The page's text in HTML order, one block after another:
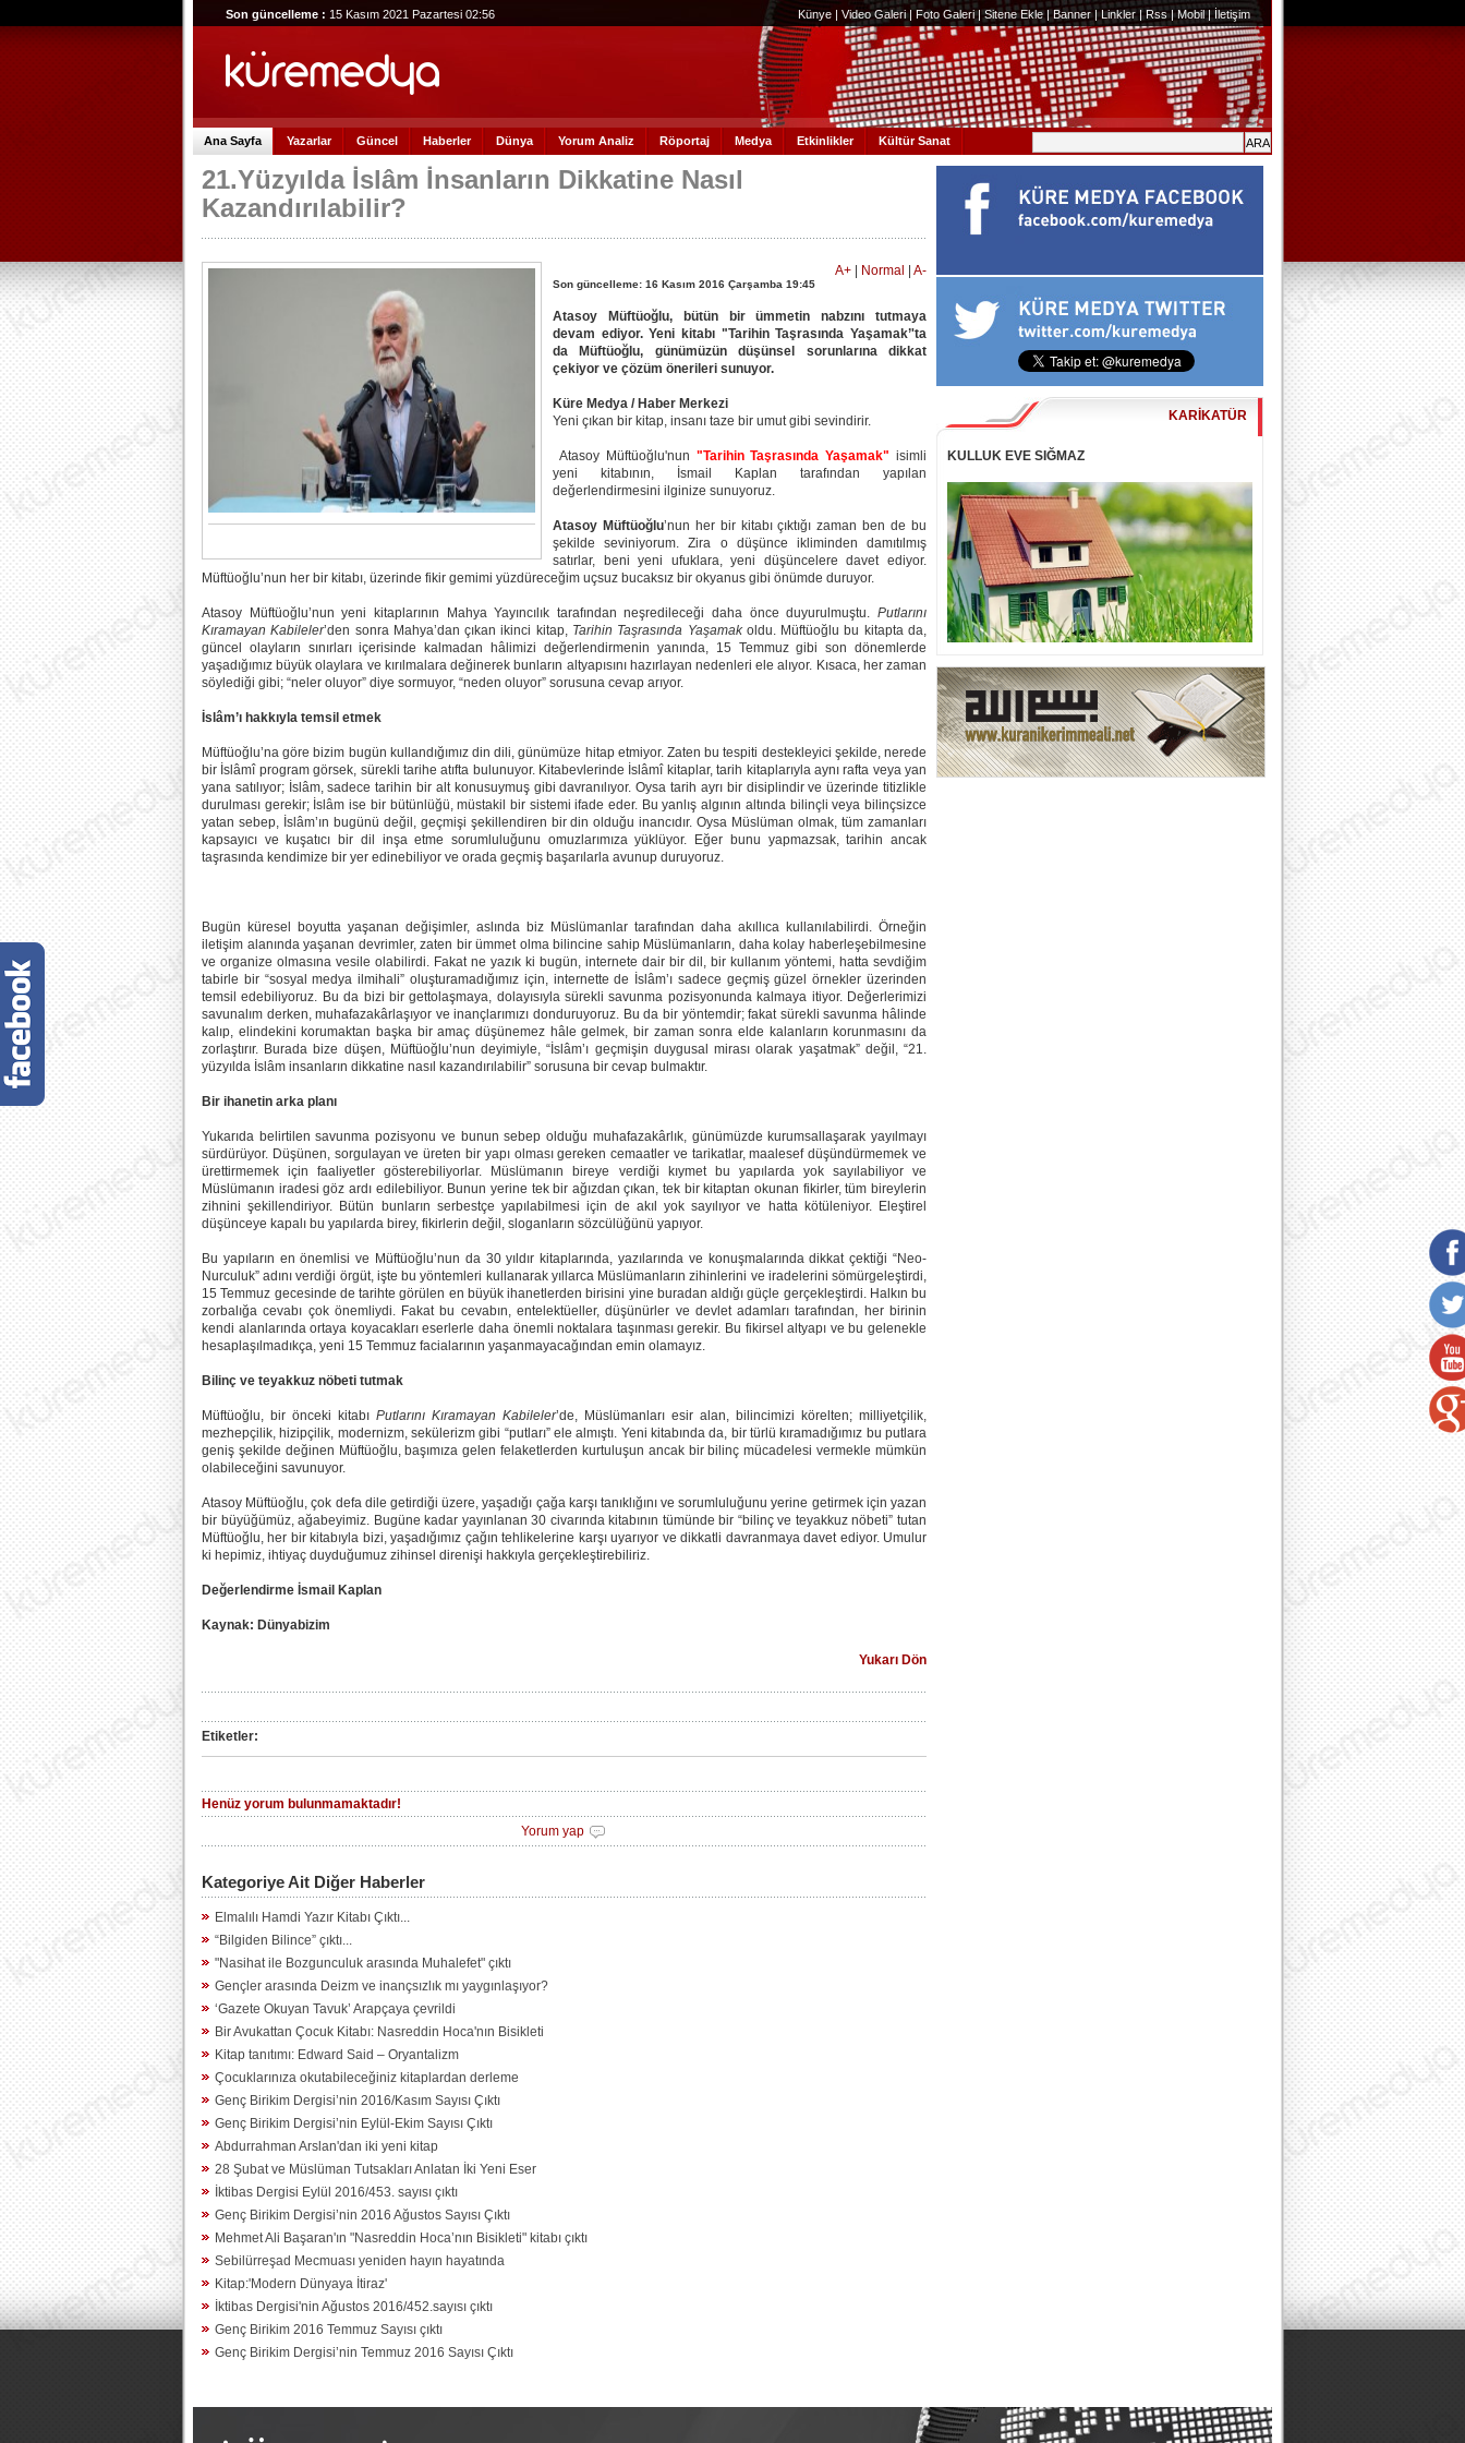
Son güncelleme : 15 Kasım 2021 Pazartesi 02:56 Künye | Video Galeri|Foto Galeri|Sitene Ekle|Banner|Linkler|Rss|Mobil|İletişim
Ana Sayfa Yazarlar Güncel Haberler Dünya Yorum Analiz Röportaj Medya Etkinlikler Kültür Sanat
21.Yüzyılda İslâm İnsanların Dikkatine Nasıl
Kazandırılabilir?
A+ Normal A-
Son güncelleme: 16 Kasım 2016 Çarşamba 19:45
Atasoy Müftüoğlu, bütün bir ümmetin nabzını tutmaya
devam ediyor. Yeni kitabı "Tarihin Taşrasında Yaşamak’'ta
da Müftüoğlu, günümüzün düşünsel sorunlarına dikkat
çekiyor ve çözüm önerileri sunuyor.
Küre Medya / Haber Merkezi
Yeni çıkan bir kitap, insanı taze bir umut gibi sevindirir.
Atasoy Müftüoğlu'nun "Tarihin Taşrasında Yaşamak" isimli
yeni kitabının, İsmail Kaplan tarafından yapılan
değerlendirmesini ilginize sunuyoruz.
Atasoy Müftüoğlu’nun her bir kitabı çıktığı zaman ben de bu
şekilde seviniyorum. Zira o düşünce ikliminden damıtılmış
satırlar, beni yeni ufuklara, yeni düşüncelere davet ediyor.
Müftüoğlu’nun her bir kitabı, üzerinde fikir gemimi yüzdüreceğim uçsuz bucaksız bir okyanus gibi önümde duruyor.
Atasoy Müftüoğlu’nun yeni kitaplarının Mahya Yayıncılık tarafından neşredileceği daha önce duyurulmuştu. Putlarını
Kıramayan Kabileler’den sonra Mahya’dan çıkan ikinci kitap, Tarihin Taşrasında Yaşamakoldu. Müftüoğlu bu kitapta da,
güncel olayların sınırları içerisinde kalmadan hâlimizi değerlendirmenin yanında, 15 Temmuz gibi son dönemlerde
yaşadığımız büyük olaylara ve kırılmalara değinerek bunların altyapısını hazırlayan nedenleri ele alıyor. Kısaca, her zaman
söylediği gibi; “neler oluyor” diye sormuyor, “neden oluyor” sorusuna cevap arıyor.
İslâm’ı hakkıyla temsil etmek
Müftüoğlu’na göre bizim bugün kullandığımız din dili, günümüze hitap etmiyor. Zaten bu tespiti destekleyici şekilde, nerede
bir İslâmî program görsek, sürekli tarihe atıfta bulunuyor. Kitabevlerinde İslâmî kitaplar, tarih kitaplarıyla aynı rafta veya yan
yana satılıyor; İslâm, sadece tarihin bir alt konusuymuş gibi davranılıyor. Oysa tarih ayrı bir disiplindir ve üzerinde titizlikle
durulması gerekir; İslâm ise bir bütünlüğü, müstakil bir sistemi ifade eder. Bu yanlış algının altında bilinçli veya bilinçsizce
yatan sebep, İslâm’ın bugünü değil, geçmişi şekillendiren bir din olduğu inancıdır. Oysa Müslüman olmak, tüm zamanları
kapsayıcı ve kuşatıcı bir dil inşa etme sorumluluğunu omuzlarımıza yüklüyor. Eğer bunu yapmazsak, tarihin ancak
taşrasında kendimize bir yer edinebiliyor ve orada geçmiş başarılarla avunup duruyoruz.
Bugün küresel boyutta yaşanan değişimler, aslında biz Müslümanlar tarafından daha akıllıca kullanılabilirdi. Örneğin
iletişim alanında yaşanan devrimler, zaten bir ümmet olma bilincine sahip Müslümanların, daha kolay haberleşebilmesine
ve organize olmasına vesile olabilirdi. Fakat ne yazık ki bugün, internete dair bir dil, bir kullanım yöntemi, hatta sevdiğim
tabirle bir “sosyal medya ilmihali” oluşturamadığımız için, internette de İslâm’ı sadece geçmiş güzel örnekler üzerinden
temsil edebiliyoruz. Bu da bizi bir gettolaşmaya, dolayısıyla sürekli savunma pozisyonunda kalmaya itiyor. Değerlerimizi
savunalım derken, muhafazakârlaşıyor ve inançlarımızı donduruyoruz. Bu da bir yöntemdir; fakat sürekli savunma hâlinde
kalıp, elindekini korumaktan başka bir amaç düşünemez hâle gelmek, bir zaman sonra elde kalanların korunmasını da
zorlaştırır. Burada bize düşen, Müftüoğlu’nun deyimiyle, “İslâm’ı geçmişin duygusal mirası olarak yaşatmak” değil, “21.
yüzyılda İslâm insanların dikkatine nasıl kazandırılabilir” sorusuna bir cevap bulmaktır.
Bir ihanetin arka planı
Yukarıda belirtilen savunma pozisyonu ve bunun sebep olduğu muhafazakârlık, günümüzde kurumsallaşarak yayılmayı
sürdürüyor. Düşünen, sorgulayan ve üreten bir yapı olması gereken cemaatler ve tarikatlar, maalesef düşündürmemek ve
ürettirmemek için faaliyetler gösterebiliyorlar. Müslümanın bireye verdiği kıymet bu yapılarda yok sayılabiliyor ve
Müslümanın iradesi göz ardı edilebiliyor. Bunun yerine tek bir ağızdan çıkan, tek bir kitaptan okunan fikirler, tüm bireylerin
zihnini şekillendiriyor. Bütün bunların serbestçe yapılabilmesi için de akıl yok sayılıyor ve hatta kötüleniyor. Eleştirel
düşünceye kapalı bu yapılarda birey, fikirlerin değil, sloganların sözcülüğünü yapıyor.
Bu yapıların en önemlisi ve Müftüoğlu’nun da 30 yıldır kitaplarında, yazılarında ve konuşmalarında dikkat çektiği “Neo-
Nurculuk” adını verdiği örgüt, işte bu yöntemleri kullanarak yıllarca Müslümanların zihinlerini ve iradelerini sömürgeleştirdi,
15 Temmuz gecesinde de tarihte görülen en büyük ihanetlerden birisini yine buradan aldığı güçle gerçekleştirdi. Halkın bu
zorbalığa cevabı çok önemliydi. Fakat bu cevabın, entelektüeller, düşünürler ve devlet adamları tarafından, her birinin
kendi alanlarında ortaya koyacakları eserlerle daha önemli noktalara taşınması gerekir. Bu fikirsel altyapı ve bu gelenekle
hesaplaşılmadıkça, yeni 15 Temmuz facialarının yaşanmayacağından emin olamayız.
Bilinç ve teyakkuz nöbeti tutmak
Müftüoğlu, bir önceki kitabı Putlarını Kıramayan Kabileler’de, Müslümanları esir alan, bilincimizi körelten; milliyetçilik,
mezhepçilik, hizipçilik, modernizm, sekülerizm gibi “putları” ele almıştı. Yeni kitabında da, bir türlü kıramadığımız bu putlara
geniş şekilde değinen Müftüoğlu, başımıza gelen felaketlerden kurtuluşun ancak bir bilinç mücadelesi vermekle mümkün
olabileceğini savunuyor.
Atasoy Müftüoğlu, çok defa dile getirdiği üzere, yaşadığı çağa karşı tanıklığını ve sorumluluğunu yerine getirmek için yazan
bir büyüğümüz, ağabeyimiz. Bugüne kadar yayınlanan 30 civarında kitabının tümünde bir “bilinç ve teyakkuz nöbeti” tutan
Müftüoğlu, her bir kitabıyla bizi, yaşadığımız çağın tehlikelerine karşı uyarıyor ve dikkatli davranmaya davet ediyor. Umulur
ki hepimiz, ihtiyaç duyduğumuz zihinsel direnişi hakkıyla gerçekleştirebiliriz.
Değerlendirme İsmail Kaplan
Kaynak: Dünyabizim
Yukarı Dön
Etiketler:
Henüz yorum bulunmamaktadır!
Yorum yap
Kategoriye Ait Diğer Haberler
Elmalılı Hamdi Yazır Kitabı Çıktı...
“Bilgiden Bilince” çıktı...
"Nasihat ile Bozgunculuk arasında Muhalefet" çıktı
Gençler arasında Deizm ve inançsızlık mı yaygınlaşıyor?
‘Gazete Okuyan Tavuk’ Arapçaya çevrildi
Bir Avukattan Çocuk Kitabı: Nasreddin Hoca'nın Bisikleti
Kitap tanıtımı: Edward Said – Oryantalizm
Çocuklarınıza okutabileceğiniz kitaplardan derleme
Genç Birikim Dergisi’nin 2016/Kasım Sayısı Çıktı
Genç Birikim Dergisi’nin Eylül-Ekim Sayısı Çıktı
Abdurrahman Arslan'dan iki yeni kitap
28 Şubat ve Müslüman Tutsakları Anlatan İki Yeni Eser
İktibas Dergisi Eylül 2016/453. sayısı çıktı
Genç Birikim Dergisi’nin 2016 Ağustos Sayısı Çıktı
Mehmet Ali Başaran'ın "Nasreddin Hoca’nın Bisikleti" kitabı çıktı
Sebilürreşad Mecmuası yeniden hayın hayatında
Kitap:'Modern Dünyaya İtiraz'
İktibas Dergisi'nin Ağustos 2016/452.sayısı çıktı
Genç Birikim 2016 Temmuz Sayısı çıktı
Genç Birikim Dergisi’nin Temmuz 2016 Sayısı Çıktı
KARİKATÜR
KULLUK EVE SIĞMAZ